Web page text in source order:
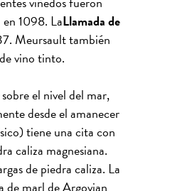
1098. LaLlamada de
Meursault también
vino tinto.
el nivel del mar,
desde el amanecer
tiene una cita con
caliza magnesiana.
de piedra caliza. La
de marl de Argovian